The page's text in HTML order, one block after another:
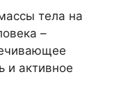
тела на
–
и активное